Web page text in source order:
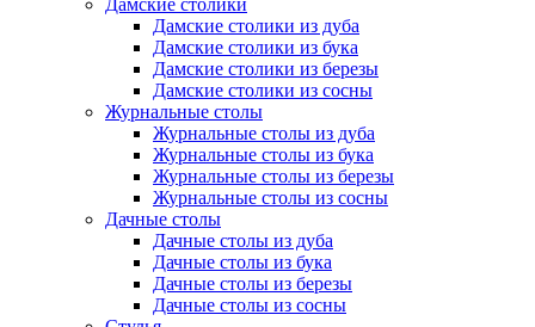
Дамские столики
Дамские столики из дуба
Дамские столики из бука
Дамские столики из березы
Дамские столики из сосны
Журнальные столы
Журнальные столы из дуба
Журнальные столы из бука
Журнальные столы из березы
Журнальные столы из сосны
Дачные столы
Дачные столы из дуба
Дачные столы из бука
Дачные столы из березы
Дачные столы из сосны